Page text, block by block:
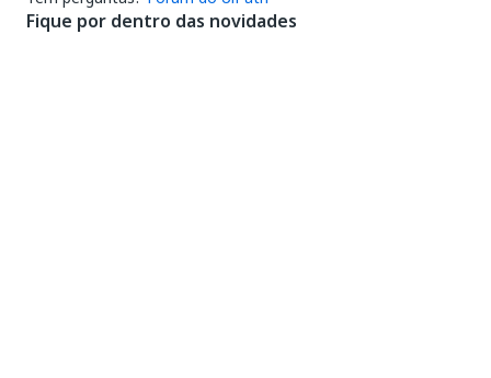
Fique por dentro das novidades